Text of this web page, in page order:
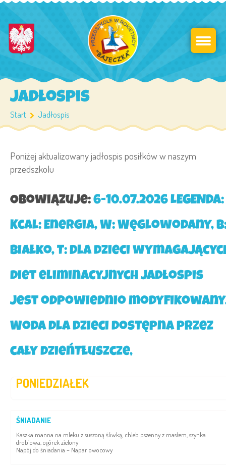
Jadłospis
Start Jadłospis
Poniżej aktualizowany jadłospis posiłków w naszym
przedszkolu
Obowiązuje:6-10.07.2026 LEGENDA:
Kcal: Energia, W: Węglowodany,
Białko, T: Dla dzieci
diet eliminacyjnych jadłospis
jest odpowiednio
Woda dla dzieci dostępna przez
cały dzieńTłuszcze,
PONIEDZIAŁEK
ŚNIADANIE
Kaszka manna na mleku z suszoną śliwką, chleb pszenny z masłem, szynka
drobiowa, ogórek zielony
Napój do śniadania – Napar owocowy